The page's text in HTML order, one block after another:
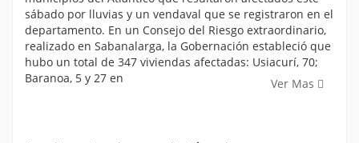
sábado por lluvias y un vendaval que se registraron en el
departamento. En un Consejo del Riesgo extraordinario,
realizado en Sabanalarga, la Gobernación estableció que
hubo un total de 347 viviendas afectadas: Usiacurí, 70;
Baranoa, 5 y 27 en
Ver Mas